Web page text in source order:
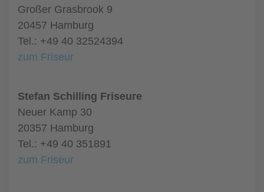
Großer Grasbrook 9
20457 Hamburg
Tel.: +49 40 32524394
zum Friseur
Stefan Schilling Friseure
Neuer Kamp 30
20357 Hamburg
Tel.: +49 40 351891
zum Friseur